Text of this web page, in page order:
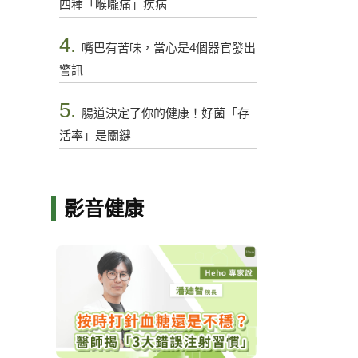
四種「喉嚨痛」疾病
4. 嘴巴有苦味，當心是4個器官發出
警訊
5. 腸道決定了你的健康！好菌「存
活率」是關鍵
影音健康